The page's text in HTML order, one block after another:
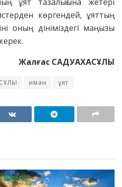
көргендей, ұяттың
оның дініміздегі маңызы
Жалғас САДУАХАСҰЛЫ
иман ұят